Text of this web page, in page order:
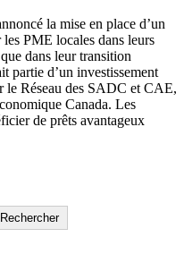
la mise en place d’un
PME locales dans leurs
dans leur transition
partie d’un investissement
le Réseau des SADC et CAE,
Canada. Les
de prêts avantageux
Rechercher